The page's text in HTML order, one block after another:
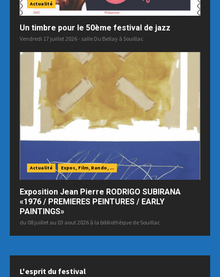
Actualité
Un timbre pour le 50ème festival de jazz
Vendredi 17 juillet 2026 - salle Du Bellay à Souillac
Actualité Expos, Film, Rando, ...
Exposition Jean Pierre RODRIGO SUBIRANA
«1976 / PREMIERES PEINTURES / EARLY
PAINTINGS»
du 08 juillet au 03 aout 2026 à la bibliothèque de Souillac
L'esprit du festival